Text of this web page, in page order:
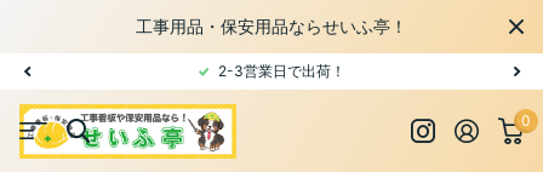
工事用品・保安用品ならせいふ亭！
2-3営業日で出荷！
0